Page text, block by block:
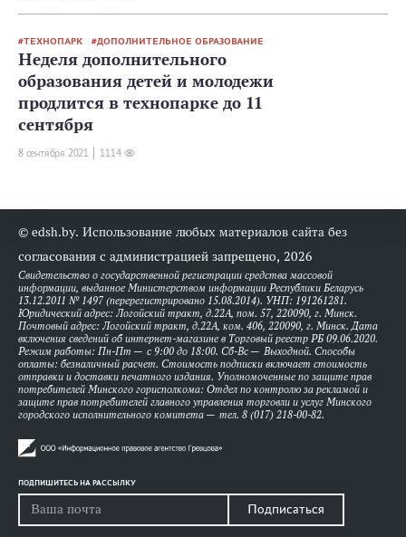
ТЕХНОПАРК ДОПОЛНИТЕЛЬНОЕ ОБРАЗОВАНИЕ
Неделя дополнительного
образования детей и молодежи
продлится в технопарке до 11
сентября
8 сентября 2021 1114
© edsh.by. Использование любых материалов сайта без
согласования с администрацией запрещено, 2026
Свидетельство о государственной регистрации средства массовой
информации, выданное Министерством информации Республики Беларусь
13.12.2011 № 1497 (перерегистрировано 15.08.2014). УНП: 191261281.
Юридический адрес: Логойский тракт, д.22А, пом. 57, 220090, г. Минск.
Почтовый адрес: Логойский тракт, д.22А, ком. 406, 220090, г. Минск. Дата
включения сведений об интернет-магазине в Торговый реестр РБ 09.06.2020.
Режим работы: Пн-Пт — с 9:00 до 18:00. Сб-Вс — Выходной. Способы
оплаты: безналичный расчет. Стоимость подписки включает стоимость
отправки и доставки печатного издания. Уполномоченные по защите прав
потребителей Минского горисполкома: Отдел по контролю за рекламой и
защите прав потребителей главного управления торговли и услуг Минского
городского исполнительного комитета — тел. 8 (017) 218-00-82.
ПОДПИШИТЕСЬ НА РАССЫЛКУ
Подписаться